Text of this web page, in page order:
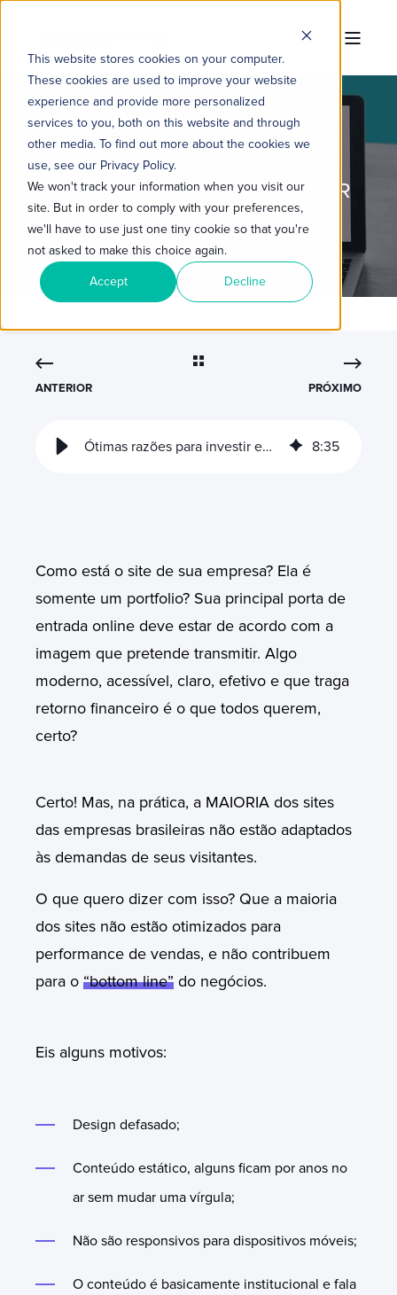
This website stores cookies on your computer.
These cookies are used to improve your website
experience and provide more personalized
services to you, both on this website and through
other media. To find out more about the cookies we
use, see our Privacy Policy.
We won't track your information when you visit our
site. But in order to comply with your preferences,
we'll have to use just one tiny cookie so that you're
not asked to make this choice again.
Accept Decline
ÓTIMAS RAZÕES PARA INVESTIR
EM SITES HUBSPOT
ANTERIOR PRÓXIMO
Ótimas razões para investir em sites HubSpot 8:35
Como está o site de sua empresa? Ela é
somente um portfolio? Sua principal porta de
entrada online deve estar de acordo com a
imagem que pretende transmitir. Algo
moderno, acessível, claro, efetivo e que traga
retorno financeiro é o que todos querem,
certo?
Certo! Mas, na prática, a MAIORIA dos sites
das empresas brasileiras não estão adaptados
às demandas de seus visitantes.
O que quero dizer com isso? Que a maioria
dos sites não estão otimizados para
performance de vendas, e não contribuem
para o “bottom line” do negócios.
Eis alguns motivos:
Design defasado;
Conteúdo estático, alguns ficam por anos no
ar sem mudar uma vírgula;
Não são responsivos para dispositivos móveis;
O conteúdo é basicamente institucional e fala